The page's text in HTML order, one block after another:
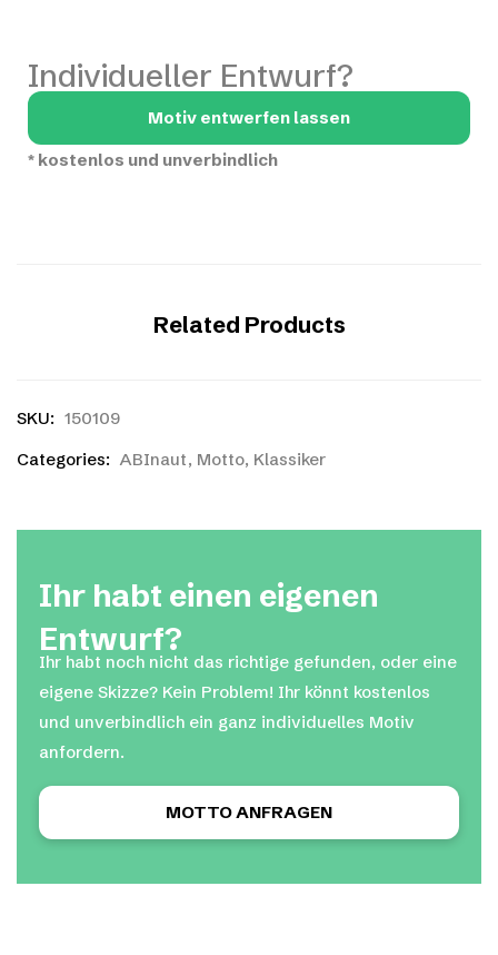
Individueller Entwurf?
Motiv entwerfen lassen
* kostenlos und unverbindlich
Related Products
SKU: 150109
Categories: ABInaut, Motto, Klassiker
Ihr habt einen eigenen
Entwurf?
Ihr habt noch nicht das richtige gefunden, oder eine
eigene Skizze? Kein Problem! Ihr könnt kostenlos
und unverbindlich ein ganz individuelles Motiv
anfordern.
MOTTO ANFRAGEN